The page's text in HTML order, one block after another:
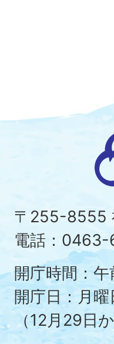
〒255-8555
電話：
開庁時間：
開庁日：月
（12月29日